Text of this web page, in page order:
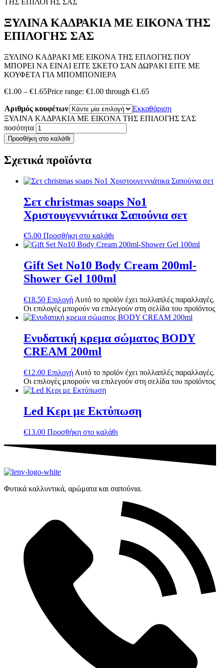
ΤΗΣ ΕΠΙΛΟΓΗΣ ΣΑΣ
ΞΥΛΙΝΑ ΚΑΔΡΑΚΙΑ ΜΕ ΕΙΚΟΝΑ ΤΗΣ
ΕΠΙΛΟΓΗΣ ΣΑΣ
ΞΥΛΙΝΟ ΚΑΔΡΑΚΙ ΜΕ ΕΙΚΟΝΑ ΤΗΣ ΕΠΛΟΓΗΣ ΠΟΥ
ΜΠΟΡΕΙ ΝΑ ΕΙΝΑΙ ΕΙΤΕ ΣΚΕΤΟ ΣΑΝ ΔΩΡΑΚΙ ΕΙΤΕ ΜΕ
ΚΟΥΦΕΤΑ ΓΙΑ ΜΠΟΜΠΟΝΙΕΡΑ
€1.00 – €1.65Price range: €1.00 through €1.65
Αριθμός κουφέτων
Εκκαθάριση
ΞΥΛΙΝΑ ΚΑΔΡΑΚΙΑ ΜΕ ΕΙΚΟΝΑ ΤΗΣ ΕΠΙΛΟΓΗΣ ΣΑΣ
ποσότητα
Προσθήκη στο καλάθι
Σχετικά προϊόντα
Σετ christmas soaps No1
Χριστουγεννιάτικα Σαπούνια σετ
€5.00 Προσθήκη στο καλάθι
Gift Set No10 Body Cream 200ml-
Shower Gel 100ml
€18.50 Επιλογή Αυτό το προϊόν έχει πολλαπλές παραλλαγές.
Οι επιλογές μπορούν να επιλεγούν στη σελίδα του προϊόντος
Ενυδατική κρεμα σώματος BODY
CREAM 200ml
€12.00 Επιλογή Αυτό το προϊόν έχει πολλαπλές παραλλαγές.
Οι επιλογές μπορούν να επιλεγούν στη σελίδα του προϊόντος
Led Κερι με Εκτύπωση
€13.00 Προσθήκη στο καλάθι
Φυτικά καλλυντικά, αρώματα και σαπούνια.